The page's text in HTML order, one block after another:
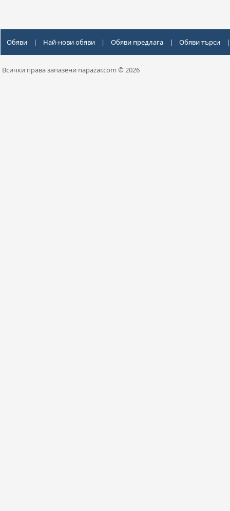
Обяви | Най-нови обяви | Обяви предлага | Обяви търси |
Всички права запазени napazar.com © 2026